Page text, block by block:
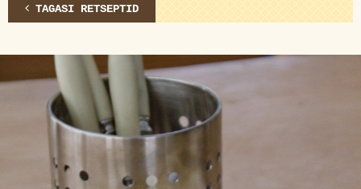
TAGASI RETSEPTID